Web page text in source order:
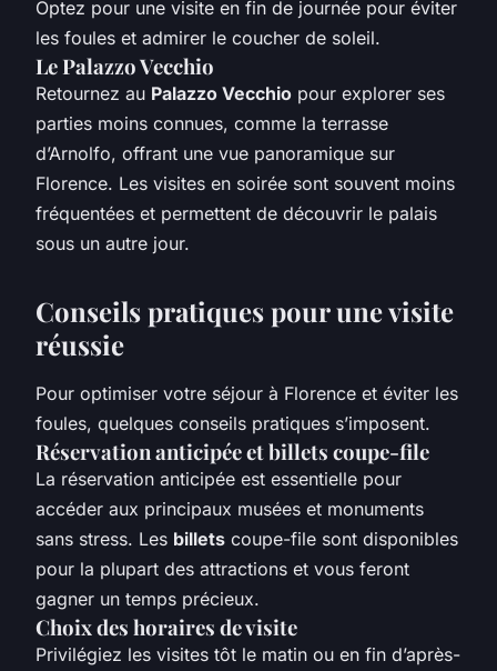
Optez pour une visite en fin de journée pour éviter
les foules et admirer le coucher de soleil.
Le Palazzo Vecchio
Retournez au Palazzo Vecchio pour explorer ses
parties moins connues, comme la terrasse
d’Arnolfo, offrant une vue panoramique sur
Florence. Les visites en soirée sont souvent moins
fréquentées et permettent de découvrir le palais
sous un autre jour.
Conseils pratiques pour une visite
réussie
Pour optimiser votre séjour à Florence et éviter les
foules, quelques conseils pratiques s’imposent.
Réservation anticipée et billets coupe-file
La réservation anticipée est essentielle pour
accéder aux principaux musées et monuments
sans stress. Les billets coupe-file sont disponibles
pour la plupart des attractions et vous feront
gagner un temps précieux.
Choix des horaires de visite
Privilégiez les visites tôt le matin ou en fin d’après-